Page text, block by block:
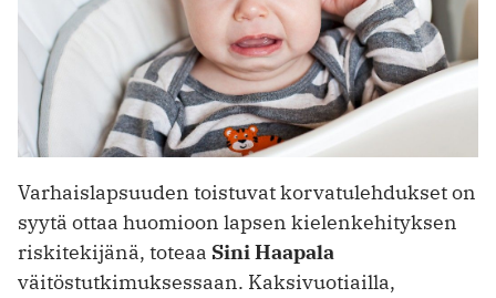
Varhaislapsuuden toistuvat korvatulehdukset on
syytä ottaa huomioon lapsen kielenkehityksen
riskitekijänä, toteaa Sini Haapala
väitöstutkimuksessaan. Kaksivuotiailla,